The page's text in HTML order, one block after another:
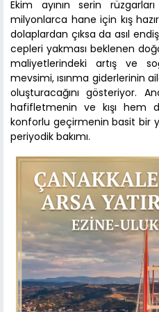
Ekim ayının serin
milyonlarca hane için kış
dolaplardan çıksa da asıl
cepleri yakması beklenen
maliyetlerindeki artış ve
mevsimi, ısınma giderlerinin
oluşturacağını gösteriyor.
hafifletmenin ve kışı hem
konforlu geçirmenin basit bir
periyodik bakımı.